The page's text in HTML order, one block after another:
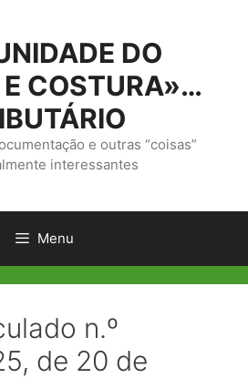
DO
COSTURA»…
e outras “coisas”
interessantes
Menu
n.º
de 20 de